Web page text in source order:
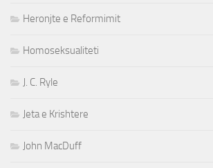
Heronjte e Reformimit
Homoseksualiteti
J. C. Ryle
Jeta e Krishtere
John MacDuff